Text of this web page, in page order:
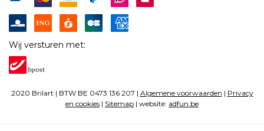
Wij versturen met:
2020 Brilart | BTW BE 0473 136 207 | Algemene voorwaarden | Privacy
en cookies | Sitemap | website: adfun.be